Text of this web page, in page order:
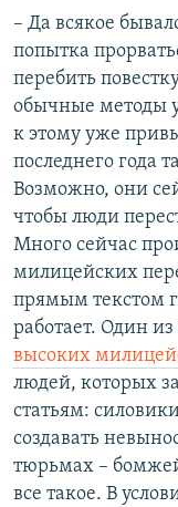
– Да всякое
попытка
перебить
обычные методы
к этому уже
последнего года
Возможно, они
чтобы люди
Много сейчас
милицейских
прямым текстом
работает. Один
высоких
людей, которых
статьям:
создавать
тюрьмах –
все такое. В